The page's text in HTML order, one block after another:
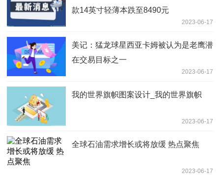
款14英寸轻薄本跌至8490元
2023-06-17
美记：猛龙球星西亚卡姆被认为是老鹰潜
在交易目标之一
2023-06-17
我的世界旗帜图案设计_我的世界旗帜
2023-06-17
全球石油需求增长或将放缓 热点聚焦
2023-06-17